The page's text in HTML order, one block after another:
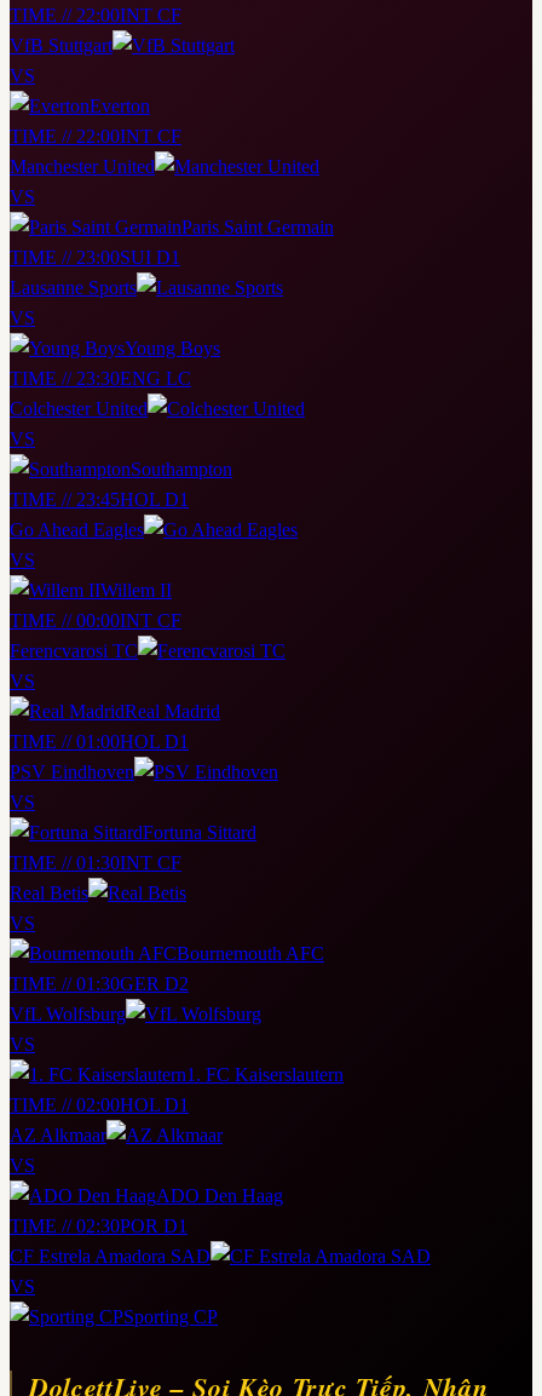
TIME // 22:00INT CF
VfB Stuttgart
VS
Everton
TIME // 22:00INT CF
Manchester United
VS
Paris Saint Germain
TIME // 23:00SUI D1
Lausanne Sports
VS
Young Boys
TIME // 23:30ENG LC
Colchester United
VS
Southampton
TIME // 23:45HOL D1
Go Ahead Eagles
VS
Willem II
TIME // 00:00INT CF
Ferencvarosi TC
VS
Real Madrid
TIME // 01:00HOL D1
PSV Eindhoven
VS
Fortuna Sittard
TIME // 01:30INT CF
Real Betis
VS
Bournemouth AFC
TIME // 01:30GER D2
VfL Wolfsburg
VS
1. FC Kaiserslautern
TIME // 02:00HOL D1
AZ Alkmaar
VS
ADO Den Haag
TIME // 02:30POR D1
CF Estrela Amadora SAD
VS
Sporting CP
DolcettLive – Soi Kèo Trực Tiếp, Nhận